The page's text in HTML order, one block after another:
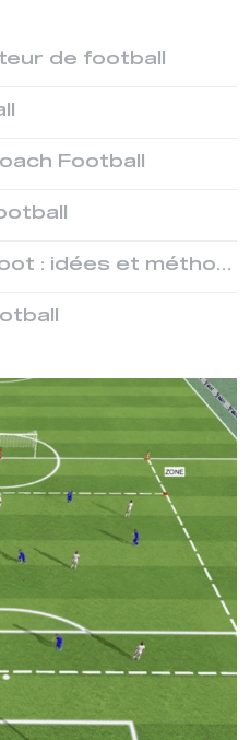
de football
Football
Exercice technique foot : idées et méthodes pour progresser avec le ballon